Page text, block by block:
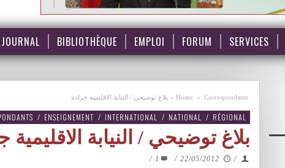
JOURNAL BIBLIOTHÈQUE EMPLOI FORUM SERVICES
Home » Correspondants
» بلاغ توضيحي / النيابة الاقليمية جرادة
/ ENSEIGNEMENT / INTERNATIONAL / NATIONAL / RÉGIONAL
بلاغ توضيحي / النيابة الاقليمية
/
22/05/2012
/
1
/